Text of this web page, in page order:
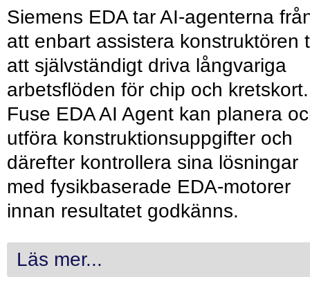
Siemens EDA tar AI-agenterna
att enbart assistera konstruktören
att självständigt driva långvariga
arbetsflöden för chip och kretskort.
Fuse EDA AI Agent kan planera
utföra konstruktionsuppgifter och
därefter kontrollera sina lösningar
med fysikbaserade EDA-motorer
innan resultatet godkänns.
Läs mer...